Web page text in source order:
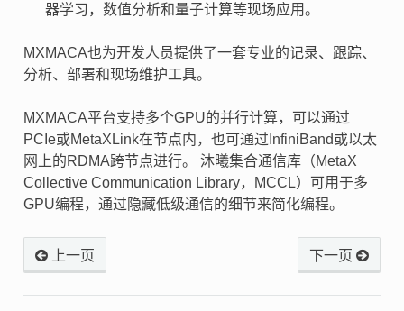
器学习，数值分析和量子计算等现场应用。
MXMACA也为开发人员提供了一套专业的记录、跟踪、
分析、部署和现场维护工具。
MXMACA平台支持多个GPU的并行计算，可以通过
PCIe或MetaXLink在节点内，也可通过InfiniBand或以太
网上的RDMA跨节点进行。 沐曦集合通信库（MetaX
Collective Communication Library，MCCL）可用于多
GPU编程，通过隐藏低级通信的细节来简化编程。
上一页 下一页